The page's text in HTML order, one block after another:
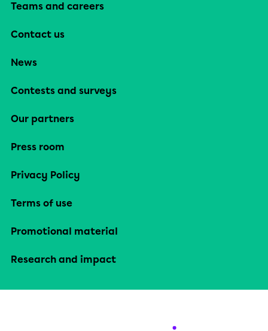
Teams and careers
Contact us
News
Contests and surveys
Our partners
Press room
Privacy Policy
Terms of use
Promotional material
Research and impact